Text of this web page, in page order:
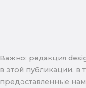
Важно: pедакция
в этой публикации, в
предоставленные